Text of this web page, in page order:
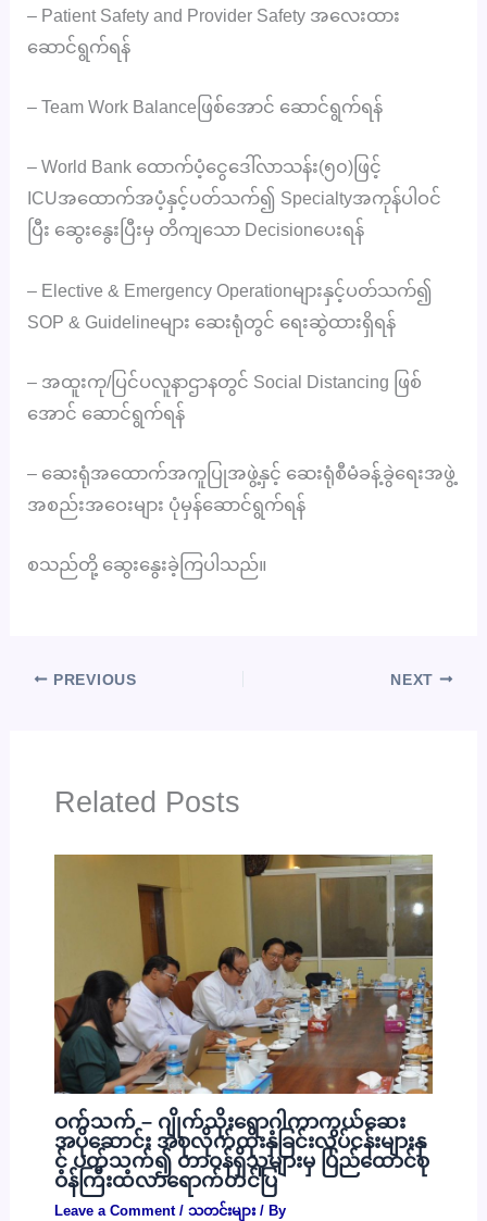
– Patient Safety and Provider Safety အလေးထား
ဆောင်ရွက်ရန်
– Team Work Balanceဖြစ်အောင် ဆောင်ရွက်ရန်
– World Bank ထောက်ပံ့ငွေဒေါ်လာသန်း(၅၀)ဖြင့်
ICUအထောက်အပံ့နှင့်ပတ်သက်၍ Specialtyအကုန်ပါဝင်
ပြီး ဆွေးနွေးပြီးမှ တိကျသော Decisionပေးရန်
– Elective & Emergency Operationများနှင့်ပတ်သက်၍
SOP & Guidelineများ ဆေးရုံတွင် ရေးဆွဲထားရှိရန်
– အထူးကု/ပြင်ပလူနာဌာနတွင် Social Distancing ဖြစ်
အောင် ဆောင်ရွက်ရန်
– ဆေးရုံအထောက်အကူပြုအဖွဲ့နှင့် ဆေးရုံစီမံခန့်ခွဲရေးအဖွဲ့
အစည်းအဝေးများ ပုံမှန်ဆောင်ရွက်ရန်
စသည်တို့ ဆွေးနွေးခဲ့ကြပါသည်။
PREVIOUS NEXT
Related Posts
ဝက်သက် – ဂျိုက်သိုးရောဂါကာကွယ်ဆေး
အပိုဆောင်း အစုလိုက်ထိုးနှံခြင်းလုပ်ငန်းများနှ
င့် ပတ်သက်၍ တာဝန်ရှိသူများမှ ပြည်ထောင်စု
ဝန်ကြီးထံလာရောက်တင်ပြ
Leave a Comment / သတင်းများ/ By